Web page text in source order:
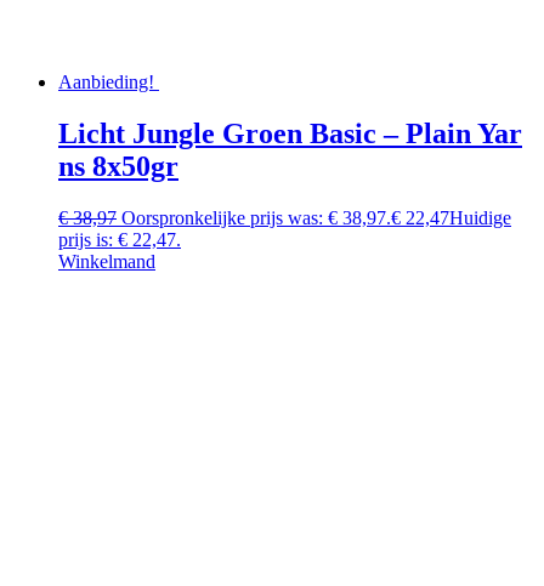
Aanbieding!
Licht Jungle Groen Basic – Plain Yar
ns 8x50gr
€38,97 Oorspronkelijke prijs was: € 38,97.€ 22,47Huidige
prijs is: € 22,47.
Winkelmand